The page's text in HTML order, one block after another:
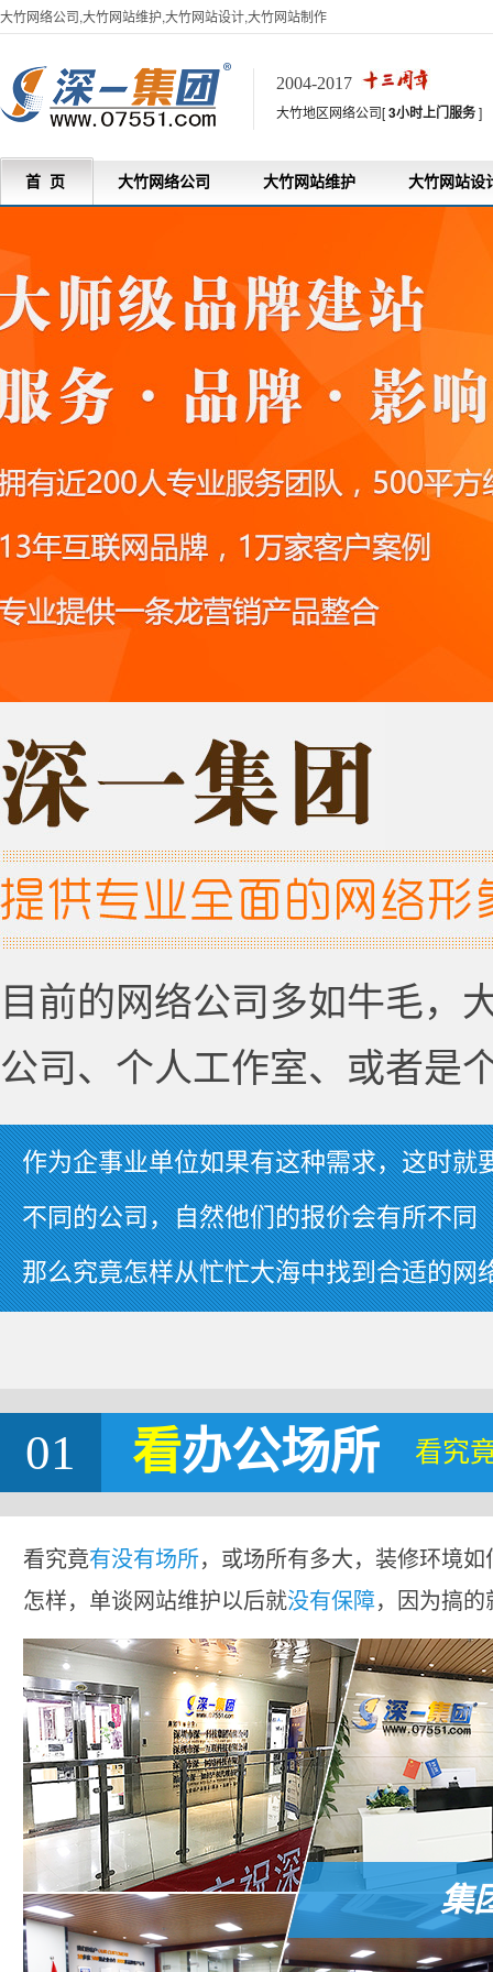
大竹网络公司,大竹网站维护,大竹网站设计,大竹网站制作
2004-2017
大竹地区网络公司[3小时上门服务]
首 页 大竹网络公司 大竹网站维护 大竹网站设
目前的网络公司多如牛毛，
公司、个人工作室、或者是
作为企事业单位如果有这种需求，这时就
不同的公司，自然他们的报价会有所不同
那么究竟怎样从忙忙大海中找到合适的网
01 看办公场所 看究
看究竟有没有场所，或场所有多大，装修环境
怎样，单谈网站维护以后就没有保障，因为搞
集